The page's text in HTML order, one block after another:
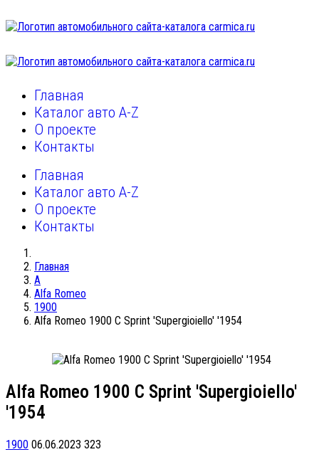
Главная
Каталог авто A-Z
О проекте
Контакты
Главная
Каталог авто A-Z
О проекте
Контакты
Главная
A
Alfa Romeo
1900
Alfa Romeo 1900 C Sprint 'Supergioiello' '1954
Alfa Romeo 1900 C Sprint 'Supergioiello'
'1954
1900 06.06.2023 323